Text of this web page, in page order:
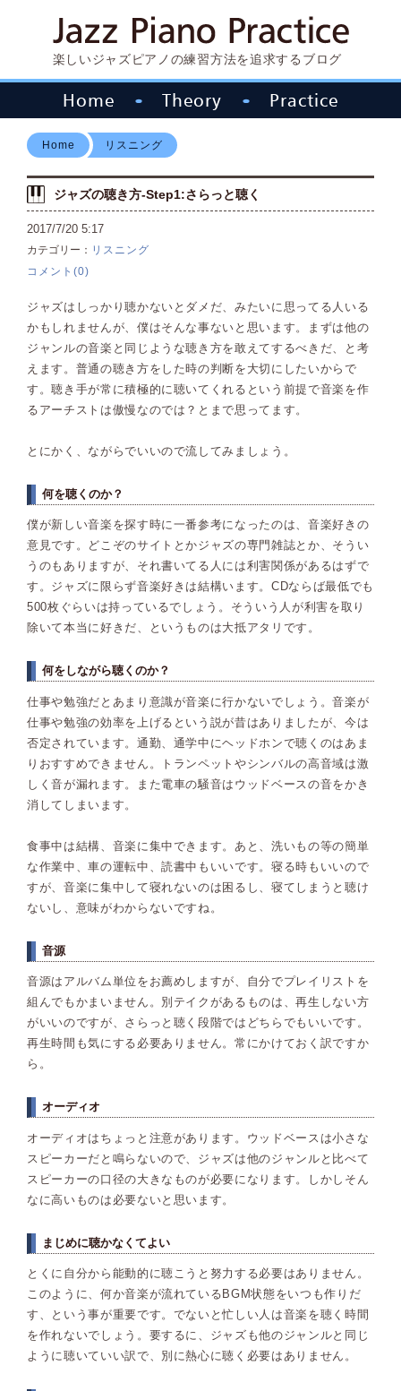
楽しいジャズピアノの練習方法を追求するブログ
Home Theory Practice
Home リスニング
ジャズの聴き方-Step1:さらっと聴く
2017/7/20 5:17
カテゴリー： リスニング
コメント(0)
ジャズはしっかり聴かないとダメだ、みたいに思ってる人いる
かもしれませんが、僕はそんな事ないと思います。まずは他の
ジャンルの音楽と同じような聴き方を敢えてするべきだ、と考
えます。普通の聴き方をした時の判断を大切にしたいからで
す。聴き手が常に積極的に聴いてくれるという前提で音楽を作
るアーチストは傲慢なのでは？とまで思ってます。
とにかく、ながらでいいので流してみましょう。
何を聴くのか？
僕が新しい音楽を探す時に一番参考になったのは、音楽好きの
意見です。どこぞのサイトとかジャズの専門雑誌とか、そうい
うのもありますが、それ書いてる人には利害関係があるはずで
す。ジャズに限らず音楽好きは結構います。CDならば最低でも
500枚ぐらいは持っているでしょう。そういう人が利害を取り
除いて本当に好きだ、というものは大抵アタリです。
何をしながら聴くのか？
仕事や勉強だとあまり意識が音楽に行かないでしょう。音楽が
仕事や勉強の効率を上げるという説が昔はありましたが、今は
否定されています。通勤、通学中にヘッドホンで聴くのはあま
りおすすめできません。トランペットやシンバルの高音域は激
しく音が漏れます。また電車の騒音はウッドベースの音をかき
消してしまいます。
食事中は結構、音楽に集中できます。あと、洗いもの等の簡単
な作業中、車の運転中、読書中もいいです。寝る時もいいので
すが、音楽に集中して寝れないのは困るし、寝てしまうと聴け
ないし、意味がわからないですね。
音源
音源はアルバム単位をお薦めしますが、自分でプレイリストを
組んでもかまいません。別テイクがあるものは、再生しない方
がいいのですが、さらっと聴く段階ではどちらでもいいです。
再生時間も気にする必要ありません。常にかけておく訳ですか
ら。
オーディオ
オーディオはちょっと注意があります。ウッドベースは小さな
スピーカーだと鳴らないので、ジャズは他のジャンルと比べて
スピーカーの口径の大きなものが必要になります。しかしそん
なに高いものは必要ないと思います。
まじめに聴かなくてよい
とくに自分から能動的に聴こうと努力する必要はありません。
このように、何か音楽が流れているBGM状態をいつも作りだ
す、という事が重要です。でないと忙しい人は音楽を聴く時間
を作れないでしょう。要するに、ジャズも他のジャンルと同じ
ように聴いていい訳で、別に熱心に聴く必要はありません。